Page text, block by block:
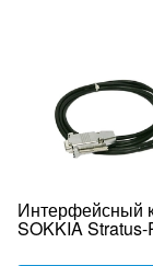
Интерфейсный
SOKKIA Stratus-